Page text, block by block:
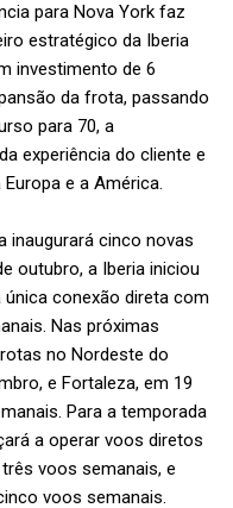
para Nova York faz
estratégico da Iberia
investimento de 6
da frota, passando
para 70, a
experiência do cliente e
e a América.
inaugurará cinco novas
outubro, a Iberia iniciou
conexão direta com
Nas próximas
no Nordeste do
e Fortaleza, em 19
Para a temporada
a operar voos diretos
voos semanais, e
voos semanais.